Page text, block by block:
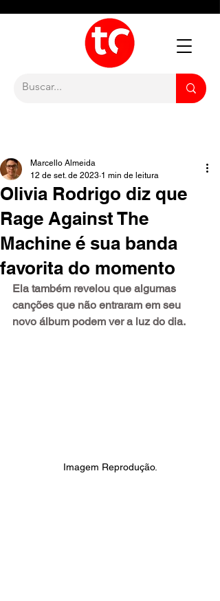
Olivia Rodrigo diz que
Rage Against The
Machine é sua banda
favorita do momento
Marcello Almeida
12 de set. de 2023 1 min de leitura
Ela também revelou que algumas
canções que não entraram em seu
novo álbum podem ver a luz do dia.
Imagem Reprodução.